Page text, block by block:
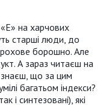
на харчових
старші люди, до
борошно. Але
А зараз читаєш на
що за цим
багатьом індекси?
і синтезовані), які